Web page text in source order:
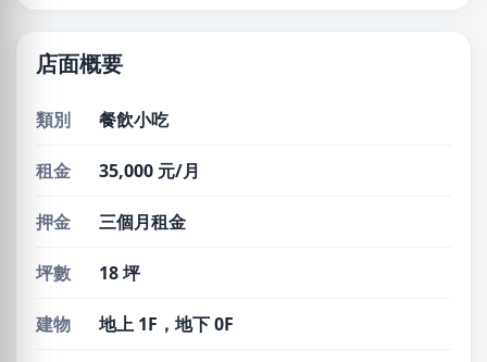
店面概要
類別 餐飲小吃
租金 35,000 元/月
押金 三個月租金
坪數 18 坪
建物 地上 1F，地下 0F